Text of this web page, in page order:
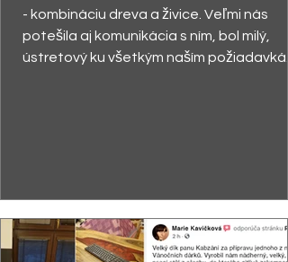
- kombináciu dreva a živice. Veľmi nás
potešila aj komunikácia s ním, bol milý,
ústretový ku všetkým naším požiadavkám.